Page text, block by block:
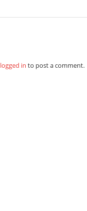
logged in to post a comment.